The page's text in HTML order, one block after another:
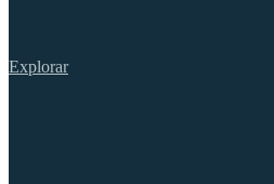
Explorar